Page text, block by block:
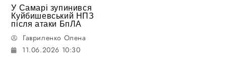
У Самарі зупинився
Куйбишевський НПЗ
після атаки БпЛА
Гавриленко Олена
11.06.2026 10:30